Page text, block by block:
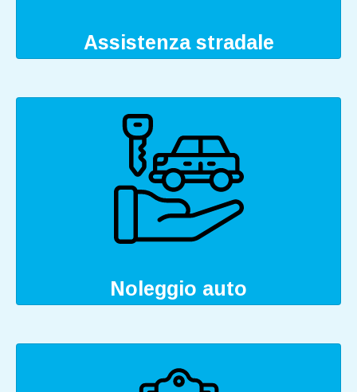
Assistenza stradale
Noleggio auto